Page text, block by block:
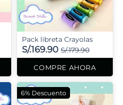
Pack libreta Crayolas
S/.169.90 S/.179.90
COMPRE AHORA
6% Descuento